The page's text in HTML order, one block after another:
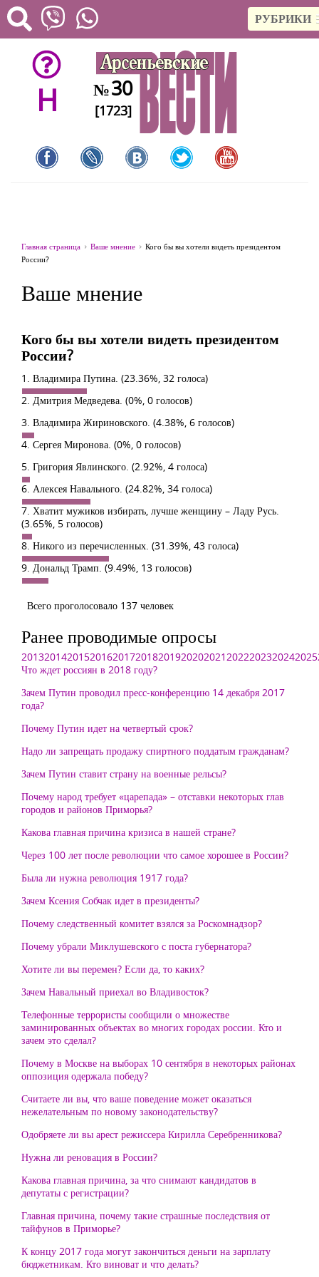
РУБРИКИ
H №30
[1723]
Главная страница Ваше мнение
Кого бы вы хотели видеть президентом
России?
Ваше мнение
Кого бы вы хотели видеть президентом
России?
1. Владимира Путина. (23.36%, 32 голоса)
2. Дмитрия Медведева. (0%, 0 голосов)
3. Владимира Жириновского. (4.38%, 6 голосов)
4. Сергея Миронова. (0%, 0 голосов)
5. Григория Явлинского. (2.92%, 4 голоса)
6. Алексея Навального. (24.82%, 34 голоса)
7. Хватит мужиков избирать, лучше женщину – Ладу Русь.
(3.65%, 5 голосов)
8. Никого из перечисленных. (31.39%, 43 голоса)
9. Дональд Трамп. (9.49%, 13 голосов)
Всего проголосовало 137 человек
Ранее проводимые опросы
2013201420152016201720182019202020212022202320242025
Что ждет россиян в 2018 году?
Зачем Путин проводил пресс-конференцию 14 декабря 2017
года?
Почему Путин идет на четвертый срок?
Надо ли запрещать продажу спиртного поддатым гражданам?
Зачем Путин ставит страну на военные рельсы?
Почему народ требует «царепада» – отставки некоторых глав
городов и районов Приморья?
Какова главная причина кризиса в нашей стране?
Через 100 лет после революции что самое хорошее в России?
Была ли нужна революция 1917 года?
Зачем Ксения Собчак идет в президенты?
Почему следственный комитет взялся за Роскомнадзор?
Почему убрали Миклушевского с поста губернатора?
Хотите ли вы перемен? Если да, то каких?
Зачем Навальный приехал во Владивосток?
Телефонные террористы сообщили о множестве
заминированных объектах во многих городах россии. Кто и
зачем это сделал?
Почему в Москве на выборах 10 сентября в некоторых районах
оппозиция одержала победу?
Считаете ли вы, что ваше поведение может оказаться
нежелательным по новому законодательству?
Одобряете ли вы арест режиссера Кирилла Серебренникова?
Нужна ли реновация в России?
Какова главная причина, за что снимают кандидатов в
депутаты с регистрации?
Главная причина, почему такие страшные последствия от
тайфунов в Приморье?
К концу 2017 года могут закончиться деньги на зарплату
бюджетникам. Кто виноват и что делать?